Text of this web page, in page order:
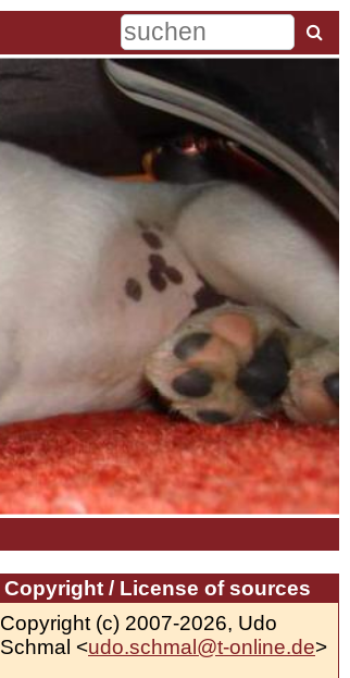
Copyright / License of sources
Copyright (c) 2007-2026, Udo
Schmal <udo.schmal@t-online.de>